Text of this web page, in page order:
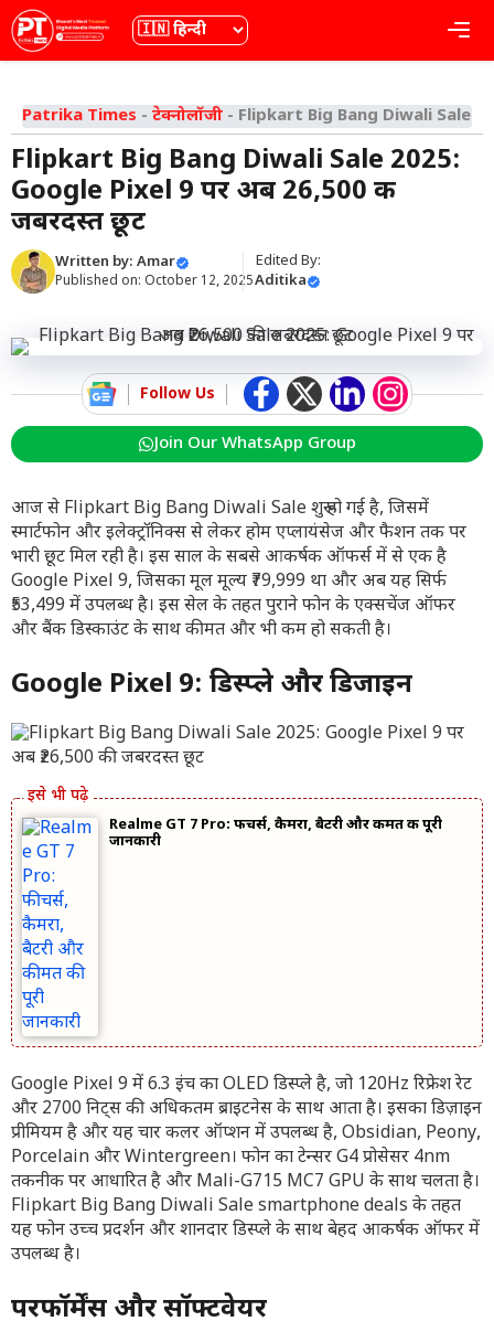
Skip
to
content
भाषा
Patrika Times - टेक्नोलॉजी - Flipkart Big Bang Diwali Sale
Flipkart Big Bang Diwali Sale 2025:
Google Pixel 9 पर अब ₹26,500 की
जबरदस्त छूट
Written by: Amar
Published on: October 12, 2025
Edited By:
Aditika
Follow Us
Join Our WhatsApp Group
आज से Flipkart Big Bang Diwali Sale शुरू हो गई है, जिसमें
स्मार्टफोन और इलेक्ट्रॉनिक्स से लेकर होम एप्लायंसेज और फैशन तक पर
भारी छूट मिल रही है। इस साल के सबसे आकर्षक ऑफर्स में से एक है
Google Pixel 9, जिसका मूल मूल्य ₹79,999 था और अब यह सिर्फ
₹53,499 में उपलब्ध है। इस सेल के तहत पुराने फोन के एक्सचेंज ऑफर
और बैंक डिस्काउंट के साथ कीमत और भी कम हो सकती है।
Google Pixel 9: डिस्प्ले और डिजाइन
Realme GT 7 Pro: फीचर्स, कैमरा, बैटरी और कीमत की पूरी
जानकारी
Google Pixel 9 में 6.3 इंच का OLED डिस्प्ले है, जो 120Hz रिफ्रेश रेट
और 2700 निट्स की अधिकतम ब्राइटनेस के साथ आता है। इसका डिज़ाइन
प्रीमियम है और यह चार कलर ऑप्शन में उपलब्ध है, Obsidian, Peony,
Porcelain और Wintergreen। फोन का टेन्सर G4 प्रोसेसर 4nm
तकनीक पर आधारित है और Mali-G715 MC7 GPU के साथ चलता है।
Flipkart Big Bang Diwali Sale smartphone deals के तहत
यह फोन उच्च प्रदर्शन और शानदार डिस्प्ले के साथ बेहद आकर्षक ऑफर में
उपलब्ध है।
परफॉर्मेंस और सॉफ्टवेयर